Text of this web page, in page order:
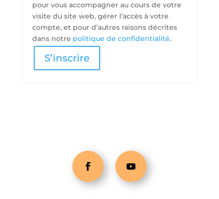
pour vous accompagner au cours de votre
visite du site web, gérer l’accès à votre
compte, et pour d’autres raisons décrites
dans notre politique de confidentialité.
S’inscrire